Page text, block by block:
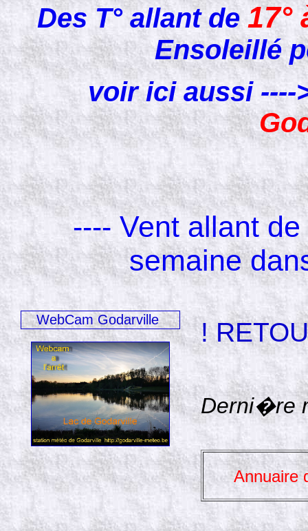
Des T° allant de17°
Ensoleillé
voir ici aussi
---- Vent allant de
semaine
WebCam Godarville !
Derni�re
Annuaire